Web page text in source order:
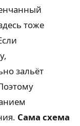
тоже
зальёт
Сама схема